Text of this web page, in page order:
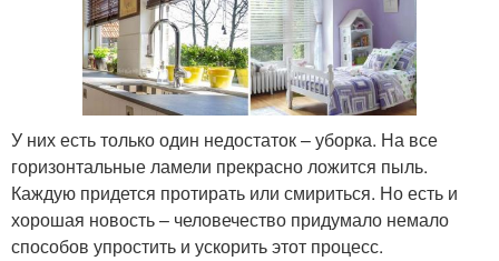
У них есть только один недостаток – уборка. На все
горизонтальные ламели прекрасно ложится пыль.
Каждую придется протирать или смириться. Но есть и
хорошая новость – человечество придумало немало
способов упростить и ускорить этот процесс.